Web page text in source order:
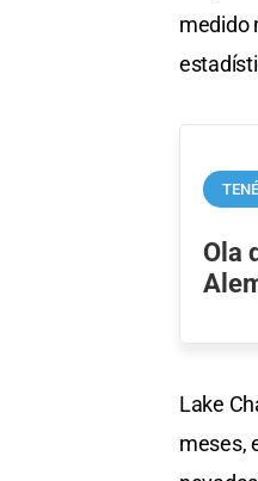
medido
Ola
Lake
meses,